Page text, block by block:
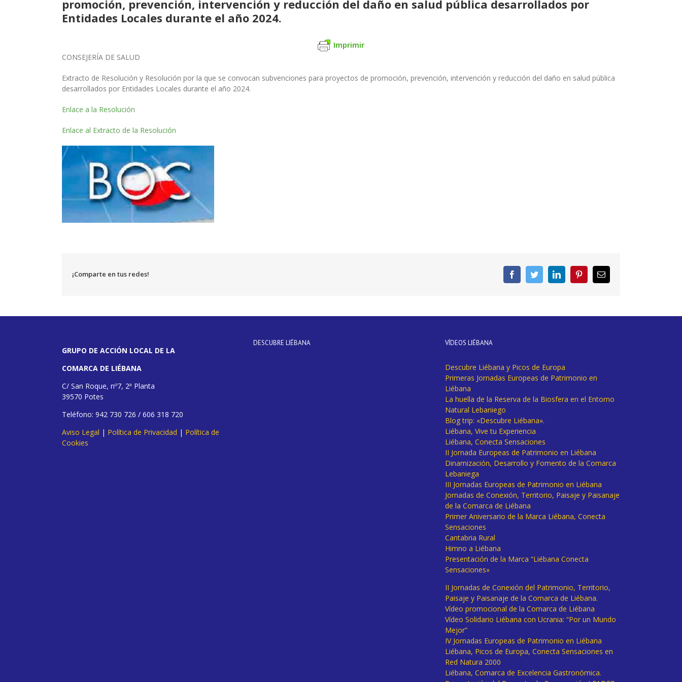
promoción, prevención, intervención y reducción del daño en salud pública desarrollados por
Entidades Locales durante el año 2024.
Imprimir
CONSEJERÍA DE SALUD
Extracto de Resolución y Resolución por la que se convocan subvenciones para proyectos de promoción, prevención, intervención y reducción del daño en salud pública
desarrollados por Entidades Locales durante el año 2024.
Enlace a la Resolución
Enlace al Extracto de la Resolución
¡Comparte en tus redes! FacebookTwitterLinkedInPinterestCorreo
electrónico
GRUPO DE ACCIÓN LOCAL DE LA
COMARCA DE LIÉBANA
C/ San Roque, nº7, 2ª Planta
39570 Potes
Teléfono: 942 730 726 / 606 318 720
Aviso Legal | Política de Privacidad | Política de
Cookies
DESCUBRE LIÉBANA VÍDEOS LIÉBANA
Descubre Liébana y Picos de Europa
Primeras Jornadas Europeas de Patrimonio en
Liébana
La huella de la Reserva de la Biosfera en el Entorno
Natural Lebaniego
Blog trip: «Descubre Liébana».
Liébana, Vive tu Experiencia
Liébana, Conecta Sensaciones
II Jornada Europeas de Patrimonio en Liébana
Dinamización, Desarrollo y Fomento de la Comarca
Lebaniega
III Jornadas Europeas de Patrimonio en Liébana
Jornadas de Conexión, Territorio, Paisaje y Paisanaje
de la Comarca de Liébana
Primer Aniversario de la Marca Liébana, Conecta
Sensaciones
Cantabria Rural
Himno a Liébana
Presentación de la Marca “Liébana Conecta
Sensaciones»
II Jornadas de Conexión del Patrimonio, Territorio,
Paisaje y Paisanaje de la Comarca de Liébana.
Vídeo promocional de la Comarca de Liébana
Vídeo Solidario Liébana con Ucrania: “Por un Mundo
Mejor”
IV Jornadas Europeas de Patrimonio en Liébana
Liébana, Picos de Europa, Conecta Sensaciones en
Red Natura 2000
Liébana, Comarca de Excelencia Gastronómica.